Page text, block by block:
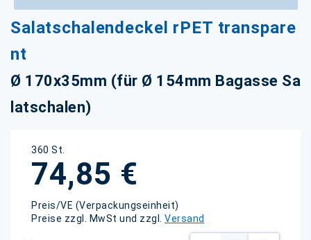
Salatschalendeckel rPET transpare
nt
Ø 170x35mm (für Ø 154mm Bagasse Sa
latschalen)
360 St.
74,85 €
Preis/VE (Verpackungseinheit)
Preise zzgl. MwSt und zzgl. Versand
Anfang
der
Bildgalerie
springen